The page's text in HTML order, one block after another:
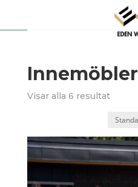
Innemöbler
Visar alla 6 resultat